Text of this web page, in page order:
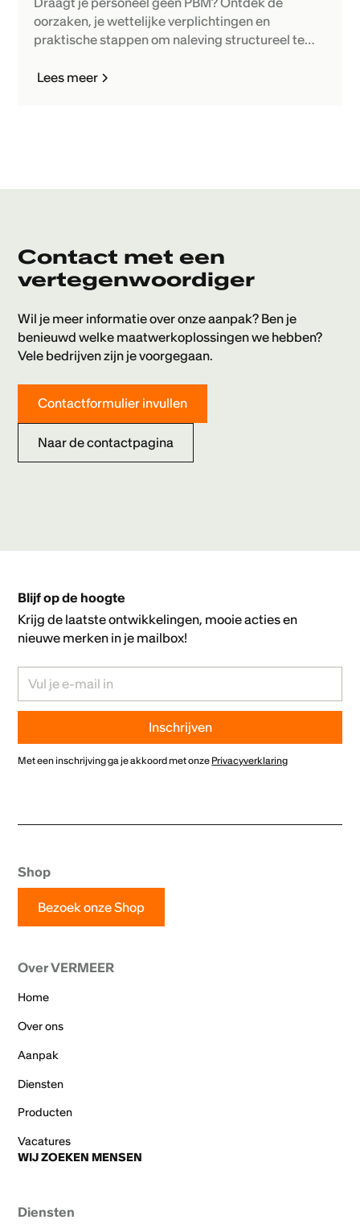
oorzaken, je wettelijke verplichtingen en
praktische stappen om naleving structureel te
Lees meer
Contact met een
vertegenwoordiger
Wil je meer informatie over onze aanpak? Ben je
benieuwd welke maatwerkoplossingen we hebben?
Vele bedrijven zijn je voorgegaan.
Contactformulier invullen
Naar de contactpagina
Blijf op de hoogte
Krijg de laatste ontwikkelingen, mooie acties en
nieuwe merken in je mailbox!
Met een inschrijving ga je akkoord met onze Privacyverklaring
Shop
Bezoek onze Shop
Over VERMEER
Home
Over ons
Aanpak
Diensten
Producten
Vacatures
WIJ ZOEKEN MENSEN
Diensten